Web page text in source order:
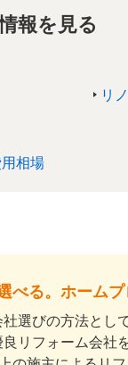
報を見る
リ
相場
べる。ホームプ
選びの方法とし
リフォーム会社